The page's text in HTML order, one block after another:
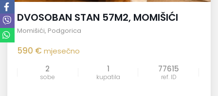
DVOSOBAN STAN 57M2, MOMIŠIĆI
Momišići, Podgorica
590 €mjesečno
2
sobe
1
kupatila
77615
ref. ID